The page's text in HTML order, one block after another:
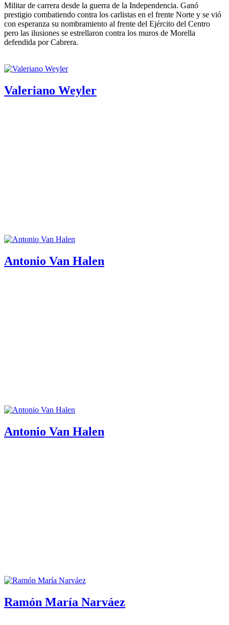
Militar de carrera desde la guerra de la Independencia. Ganó
prestigio combatiendo contra los carlistas en el frente Norte y se vió
con esperanza su nombramiento al frente del Ejército del Centro
pero las ilusiones se estrellaron contra los muros de Morella
defendida por Cabrera.
Valeriano Weyler
Antonio Van Halen
Antonio Van Halen
Ramón María Narváez